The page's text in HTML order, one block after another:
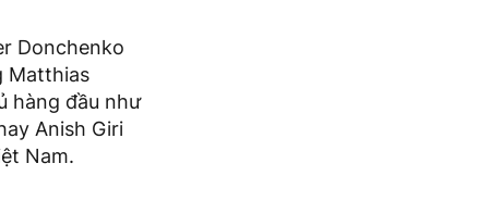
Donchenko
Matthias
hàng đầu như
Anish Giri
Nam.